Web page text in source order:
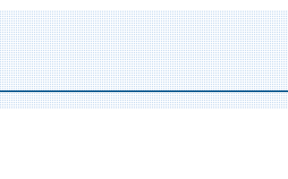
律事務所
書 効力
書 書き方
応じない
被
逸
後
過
売却 弁護士
額調停
ラブル 相談
立ち退き
起
示
示
有